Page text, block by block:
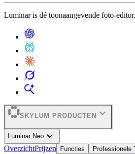
Luminar is dé toonaangevende foto-
SKYLUM PRODUCTEN expand_more
Luminar Neo expand_more
OverzichtPrijzen Functies Professionele